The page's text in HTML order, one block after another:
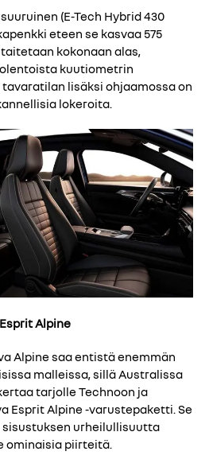
(E-Tech Hybrid 430
eteen se kasvaa 575
kokonaan alas,
kuutiometrin
lisäksi ohjaamossa on
lokeroita.
Alpine
Alpine saa entistä enemmän
malleissa, sillä Australissa
tarjolle Technoon ja
Esprit Alpine -varustepaketti. Se
sisustuksen urheilullisuutta
ominaisia piirteitä.